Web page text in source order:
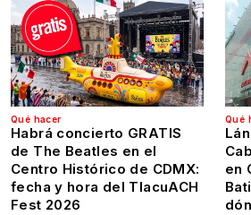
Qué hacer
Habrá concierto GRATIS
de The Beatles en el
Centro Histórico de CDMX:
fecha y hora del TlacuACH
Fest 2026
Qué
en